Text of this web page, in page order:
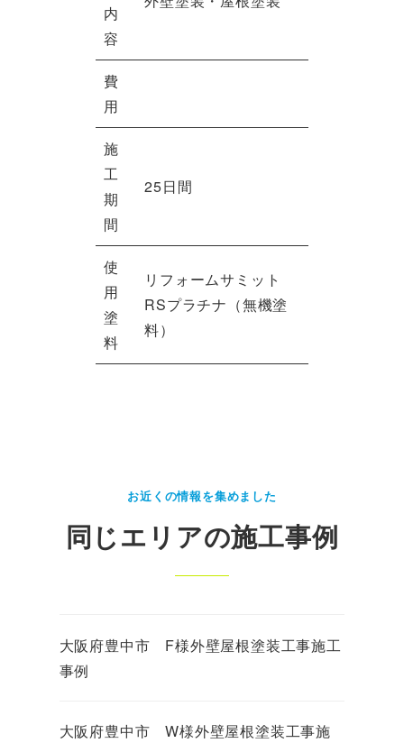
内
容
費
用
施
工
期
間
25日間
使
用
塗
料
リフォームサミット
RSプラチナ（無機塗
料）
お近くの情報を集めました
同じエリアの施工事例
大阪府豊中市 F様外壁屋根塗装工事施工
事例
大阪府豊中市 W様外壁屋根塗装工事施